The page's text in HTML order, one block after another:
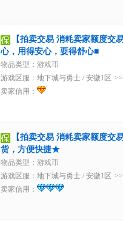
【拍卖交易 消耗卖家额度交
心，用得安心，耍得舒心■
物品类型：游戏币
游戏区服： 地下城与勇士 / 安徽1区
卖家信用：
【拍卖交易 消耗卖家额度交
货，方便快捷★
物品类型：游戏币
游戏区服： 地下城与勇士 / 安徽1区
卖家信用：